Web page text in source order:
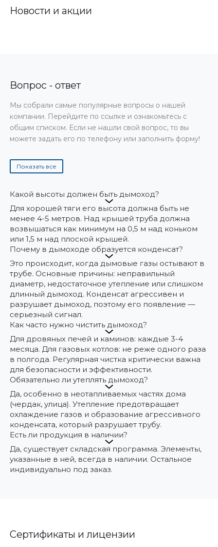
Новости и акции
Вопрос - ответ
Мы собрали самые популярные вопросы о нашей
компании. Перейдите по ссылке и ознакомьтесь с
общим списком. Если не нашли свой вопрос, то вы
можете задать его по телефону или заполнить форму!
Показать все
Какой высоты должен быть дымоход?
Для хорошей тяги его высота должна быть не
менее 4-5 метров. Над крышей труба должна
возвышаться как минимум на 0,5 м над коньком
или 1,5 м над плоской крышей.
Почему в дымоходе образуется конденсат?
Это происходит, когда дымовые газы остывают в
трубе. Основные причины: неправильный
диаметр, недостаточное утепление или слишком
длинный дымоход. Конденсат агрессивен и
разрушает дымоход, поэтому его появление —
серьезный сигнал.
Как часто нужно чистить дымоход?
Для дровяных печей и каминов: каждые 3-4
месяца. Для газовых котлов: не реже одного раза
в полгода. Регулярная чистка критически важна
для безопасности и эффективности.
Обязательно ли утеплять дымоход?
Да, особенно в неотапливаемых частях дома
(чердак, улица). Утепление предотвращает
охлаждение газов и образование агрессивного
конденсата, который разрушает трубу.
Есть ли продукция в наличии?
Да, существует складская программа. Элементы,
указанные в ней, всегда в наличии. Остальное
индивидуально под заказ.
Сертификаты и лицензии